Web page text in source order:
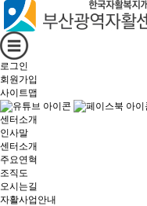
로그인
회원가입
사이트맵
센터소개
인사말
센터소개
주요연혁
조직도
오시는길
자활사업안내